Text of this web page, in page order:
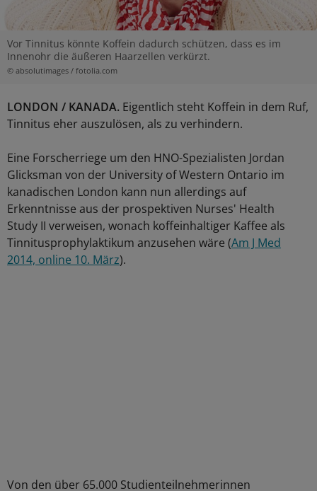
Vor Tinnitus könnte Koffein dadurch schützen, dass es im
Innenohr die äußeren Haarzellen verkürzt.
© absolutimages / fotolia.com
LONDON / KANADA. Eigentlich steht Koffein in dem Ruf,
Tinnitus eher auszulösen, als zu verhindern.
Eine Forscherriege um den HNO-Spezialisten Jordan
Glicksman von der University of Western Ontario im
kanadischen London kann nun allerdings auf
Erkenntnisse aus der prospektiven Nurses' Health
Study II verweisen, wonach koffeinhaltiger Kaffee als
Tinnitusprophylaktikum anzusehen wäre (Am J Med
2014, online 10. März).
Von den über 65.000 Studienteilnehmerinnen